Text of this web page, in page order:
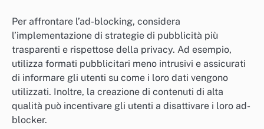
Per affrontare l’ad-blocking, considera
l’implementazione di strategie di pubblicità più
trasparenti e rispettose della privacy. Ad esempio,
utilizza formati pubblicitari meno intrusivi e assicurati
di informare gli utenti su come i loro dati vengono
utilizzati. Inoltre, la creazione di contenuti di alta
qualità può incentivare gli utenti a disattivare i loro ad-
blocker.